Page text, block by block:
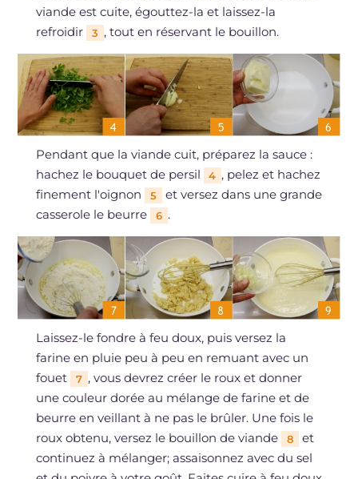
viande est cuite, égouttez-la et laissez-la
refroidir
3 , tout en réservant le bouillon.
Pendant que la viande cuit, préparez la sauce :
hachez le bouquet de persil
4 , pelez et hachez
finement l'oignon
5
et versez dans une grande
casserole le beurre
6 .
Laissez-le fondre à feu doux, puis versez la
farine en pluie peu à peu en remuant avec un
fouet
7 , vous devrez créer le roux et donner
une couleur dorée au mélange de farine et de
beurre en veillant à ne pas le brûler. Une fois le
roux obtenu, versez le bouillon de viande
8
et
continuez à mélanger; assaisonnez avec du sel